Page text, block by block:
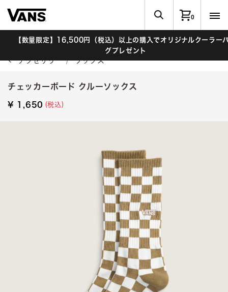
0
【数量限定】16,500円（税込）以上の購入でオリジナルクーラーバッ
グプレゼント
アクセサリー ソックス
チェッカーボード クルーソックス
¥ 1,650 (税込)